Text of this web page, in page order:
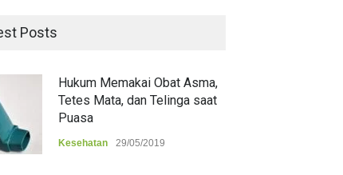
Posts
Hukum Memakai Obat Asma,
Tetes Mata, dan Telinga saat
Puasa
Kesehatan 29/05/2019